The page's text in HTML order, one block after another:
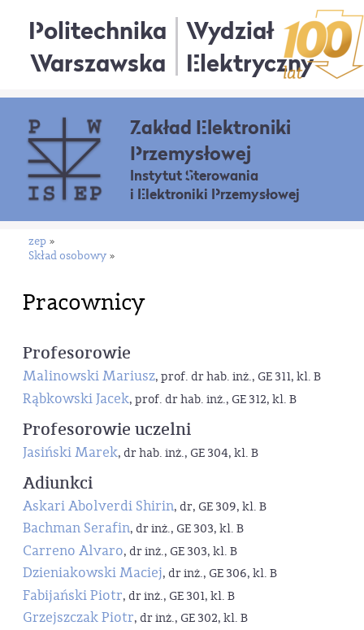
Politechnika
Warszawska
Wydział
Elektryczny
Zakład Elektroniki
Przemysłowej
Instytut Sterowania
i Elektroniki Przemysłowej
zep »
Skład osobowy »
Pracownicy
Profesorowie
Malinowski Mariusz, prof. dr hab. inż., GE 311, kl. B
Rąbkowski Jacek, prof. dr hab. inż., GE 312, kl. B
Profesorowie uczelni
Jasiński Marek, dr hab. inż., GE 304, kl. B
Adiunkci
Askari Abolverdi Shirin, dr, GE 309, kl. B
Bachman Serafin, dr inż., GE 303, kl. B
Carreno Alvaro, dr inż., GE 303, kl. B
Dzieniakowski Maciej, dr inż., GE 306, kl. B
Fabijański Piotr, dr inż., GE 301, kl. B
Grzejszczak Piotr, dr inż., GE 302, kl. B